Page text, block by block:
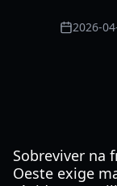
2026-
Sobreviver na
Oeste exige